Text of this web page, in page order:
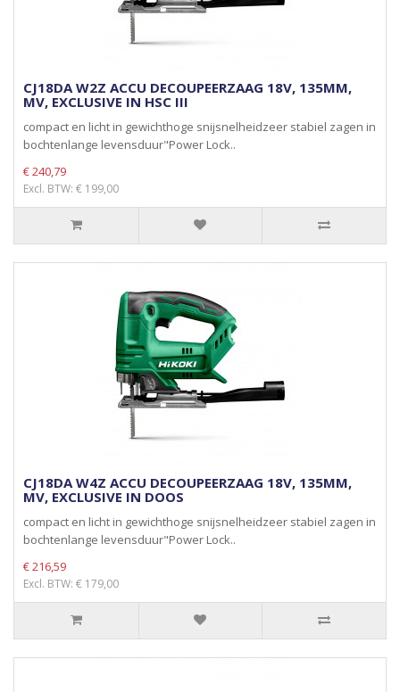
CJ18DA W2Z ACCU DECOUPEERZAAG 18V, 135MM,
MV, EXCLUSIVE IN HSC III
compact en licht in gewichthoge snijsnelheidzeer stabiel zagen in
bochtenlange levensduur"Power Lock..
€ 240,79
Excl. BTW: € 199,00
CJ18DA W4Z ACCU DECOUPEERZAAG 18V, 135MM,
MV, EXCLUSIVE IN DOOS
compact en licht in gewichthoge snijsnelheidzeer stabiel zagen in
bochtenlange levensduur"Power Lock..
€ 216,59
Excl. BTW: € 179,00